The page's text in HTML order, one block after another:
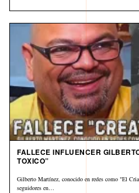
FALLECE INFLUENCER
TOXICO”
Gilberto Martínez, conocido en redes como "El
seguidores en…